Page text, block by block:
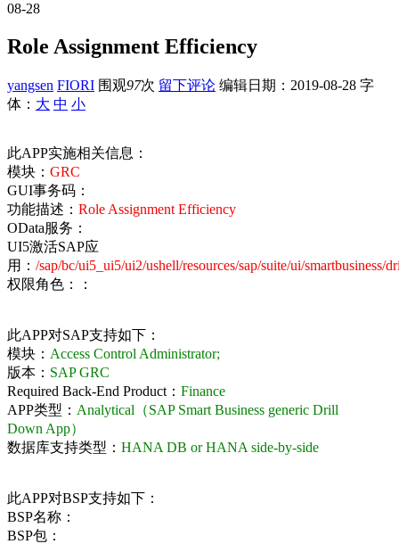
08-28
Role Assignment Efficiency
yangsen FIORI 围观97次 留下评论 编辑日期： 2019-08-28 字
体： 大 中 小
此APP实施相关信息：
模块： GRC
GUI事务码：
功能描述： Role Assignment Efficiency
OData服务：
UI5激活SAP应
用： /sap/bc/ui5_ui5/ui2/ushell/resources/sap/suite/ui/smartbusiness/
权限角色：：
此APP对SAP支持如下：
模块： Access Control Administrator;
版本： SAP GRC
Required Back-End Product： Finance
APP类型： Analytical（SAP Smart Business generic Drill
Down App）
数据库支持类型： HANA DB or HANA side-by-side
此APP对BSP支持如下：
BSP名称：
BSP包：